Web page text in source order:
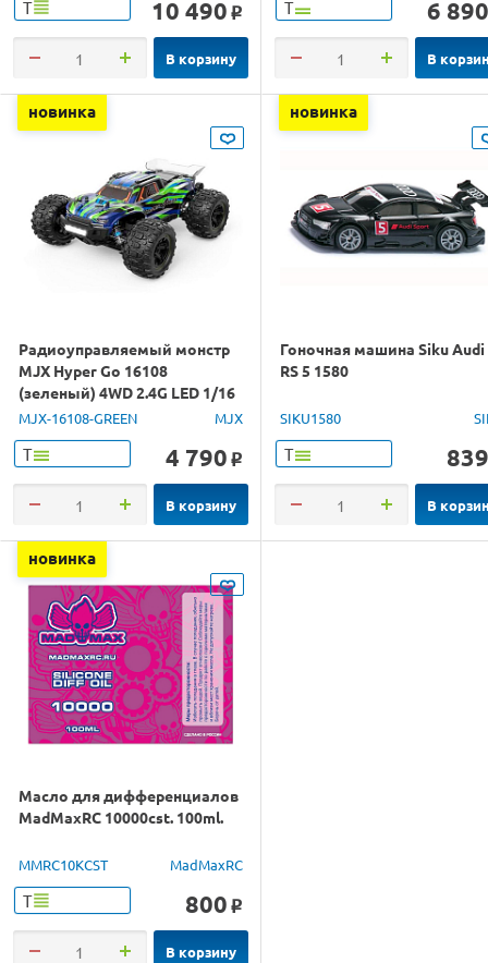
Т 10 490 o
В корзину
Т 6 890
В
новинка
Радиоуправляемый монстр
MJX Hyper Go 16108
(зеленый) 4WD 2.4G LED 1/16
RTR
MJX-16108-GREEN MJX
Т 4 790 o
В корзину
новинка
Гоночная машина Siku Audi
RS 5 1580
SIKU1580
Т 839
В
новинка
Масло для дифференциалов
MadMaxRC 10000cst. 100ml.
MMRC10KCST MadMaxRC
Т 800 o
В корзину